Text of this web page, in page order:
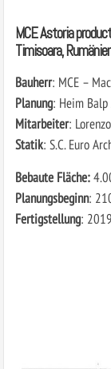
MCE Astoria
Timisoara,
Bauherr: MCE –
Planung: Heim
Mitarbeiter:
Statik: S.C. Euro
Bebaute Fläche:
Planungsbeginn:
Fertigstellung: 2019